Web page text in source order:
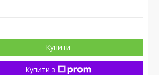
Купити
Купити з